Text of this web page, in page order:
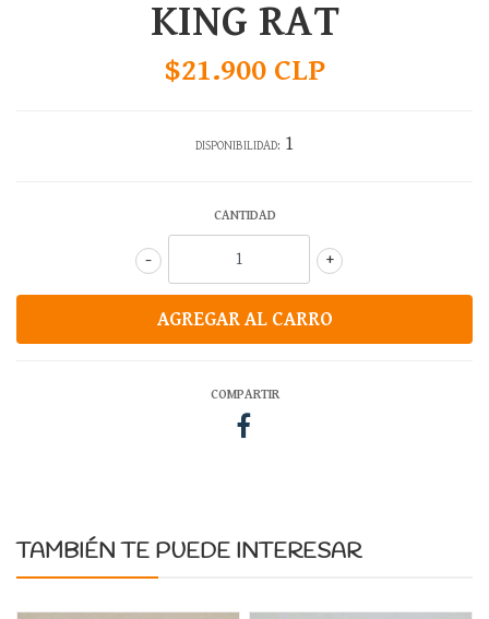
KING RAT
$21.900 CLP
DISPONIBILIDAD: 1
CANTIDAD
+
-
COMPARTIR
TAMBIÉN TE PUEDE INTERESAR